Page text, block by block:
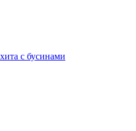
с бусинами